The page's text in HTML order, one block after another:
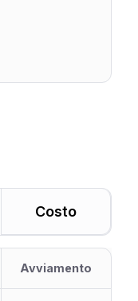
Costo
Avviamento